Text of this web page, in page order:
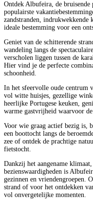
Ontdek Albufeira, de bruisende
populairste
zandstranden,
ideale bestemming voor een
Geniet van de schitterende
wandeling langs de
verscholen liggen tussen de
Hier vind je de perfecte
schoonheid.
In het sfeervolle oude centrum
vol witte huisjes, gezellige
heerlijke Portugese keuken,
warme gastvrijheid waarvoor
Voor wie graag actief bezig is,
een boottocht langs de
zee of ontdek de prachtige
fietstocht.
Dankzij het aangename
bezienswaardigheden is
gezinnen en vriendengroepen.
strand of voor het ontdekken
vol onvergetelijke momenten.